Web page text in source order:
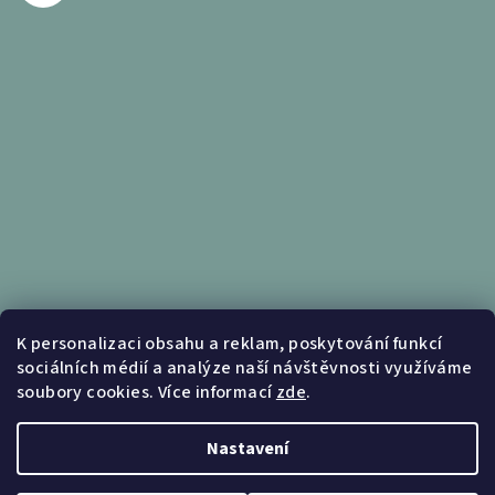
K personalizaci obsahu a reklam, poskytování funkcí
sociálních médií a analýze naší návštěvnosti využíváme
soubory cookies. Více informacízde.
Nastavení
Informace pro vás
Obchodní podmínky